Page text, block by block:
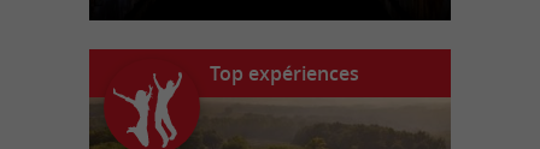
Top expériences